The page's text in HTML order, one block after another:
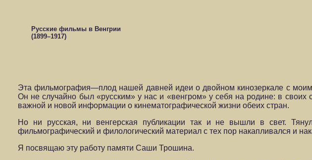
Русские фильмы в Венгрии
(1899–1917)
Эта фильмография—плод нашей давней идеи о двойном кинозеркале с
Он не случайно был «русским» у нас и «венгром» у себя на родине: в своих
важной и новой информации о кинематографической жизни обеих стран.
Но ни русская, ни венгерская публикации так и не вышли в свет.
фильмографический и филологический материал с тех пор накапливался и
Я посвящаю эту работу памяти Саши Трошина.